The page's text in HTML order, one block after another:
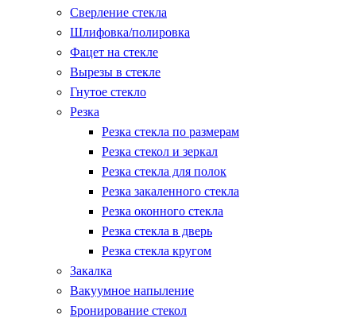
Сверление стекла
Шлифовка/полировка
Фацет на стекле
Вырезы в стекле
Гнутое стекло
Резка
Резка стекла по размерам
Резка стекол и зеркал
Резка стекла для полок
Резка закаленного стекла
Резка оконного стекла
Резка стекла в дверь
Резка стекла кругом
Закалка
Вакуумное напыление
Бронирование стекол